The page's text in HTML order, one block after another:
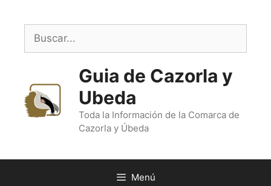
contenido
Buscar:
Guia de Cazorla y
Ubeda
Toda la Información de la Comarca de
Cazorla y Úbeda
Menú